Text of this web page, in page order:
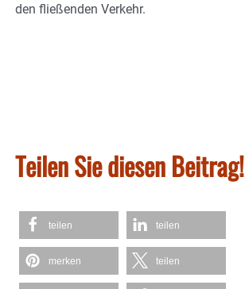
den fließenden Verkehr.
Teilen Sie diesen Beitrag!
teilen teilen
merken teilen